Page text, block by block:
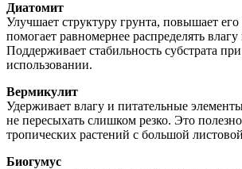
Диатомит
Улучшает структуру грунта, повышает
помогает равномернее распределять
Поддерживает стабильность субстрата
использовании.
Вермикулит
Удерживает влагу и питательные
не пересыхать слишком резко. Это
тропических растений с большой
Биогумус